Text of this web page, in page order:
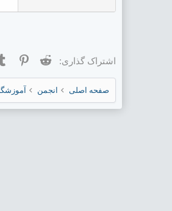
اشتراک گذاری: Reddit
صفحه اصلی انجمن